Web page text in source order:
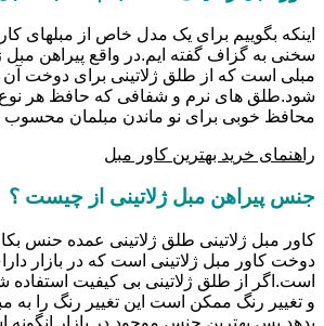
اینکه بگوییم برای یک مدل خاص از مبلهای
سخنی به گزاف گفته ایم.در واقع پیراهن مبل
مبلی است که از طلق ژلاتینی برای دوخت آن
شود.طلق های نرم و شفافی که حافظ هر نوع
محافظ خوبی برای نو ماندن مبلمان
راهنمای خرید بهترین کاور مبل
جنس پیراهن مبل ژلاتینی از چیست ؟
کاور مبل ژلاتینی طلق ژلاتینی عمده حنس
دوخت کاور مبل ژلاتینی است که در بازار
است.اگر از طلق ژلاتینی بی کیفیت استفاده
و تغییر رنگ ممکن است این تغییر رنگ را به
بدهد.پس بهترین جنس موجود در بازار